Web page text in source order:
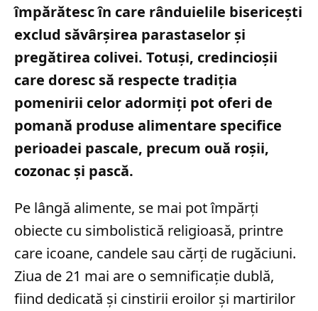
împărătesc în care rânduielile bisericești
exclud săvârșirea parastaselor și
pregătirea colivei. Totuși, credincioșii
care doresc să respecte tradiția
pomenirii celor adormiți pot oferi de
pomană produse alimentare specifice
perioadei pascale, precum ouă roșii,
cozonac și pască.
Pe lângă alimente, se mai pot împărți
obiecte cu simbolistică religioasă, printre
care icoane, candele sau cărți de rugăciuni.
Ziua de 21 mai are o semnificație dublă,
fiind dedicată și cinstirii eroilor și martirilor